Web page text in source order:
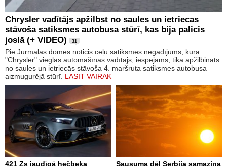
Chrysler vadītājs apžilbst no saules un ietriecas
stāvoša satiksmes autobusa stūrī, kas bija palicis
joslā (+ VIDEO)
31
Pie Jūrmalas domes noticis ceļu satiksmes negadījums, kurā
"Chrysler" vieglās automašīnas vadītājs, iespējams, tika apžilbināts
no saules un ietriecās stāvoša 4. maršruta satiksmes autobusa
aizmugurējā stūrī. LASĪT VAIRĀK
421 Zs jaudīgā hečbeka
Sausuma dēļ Serbija samazina